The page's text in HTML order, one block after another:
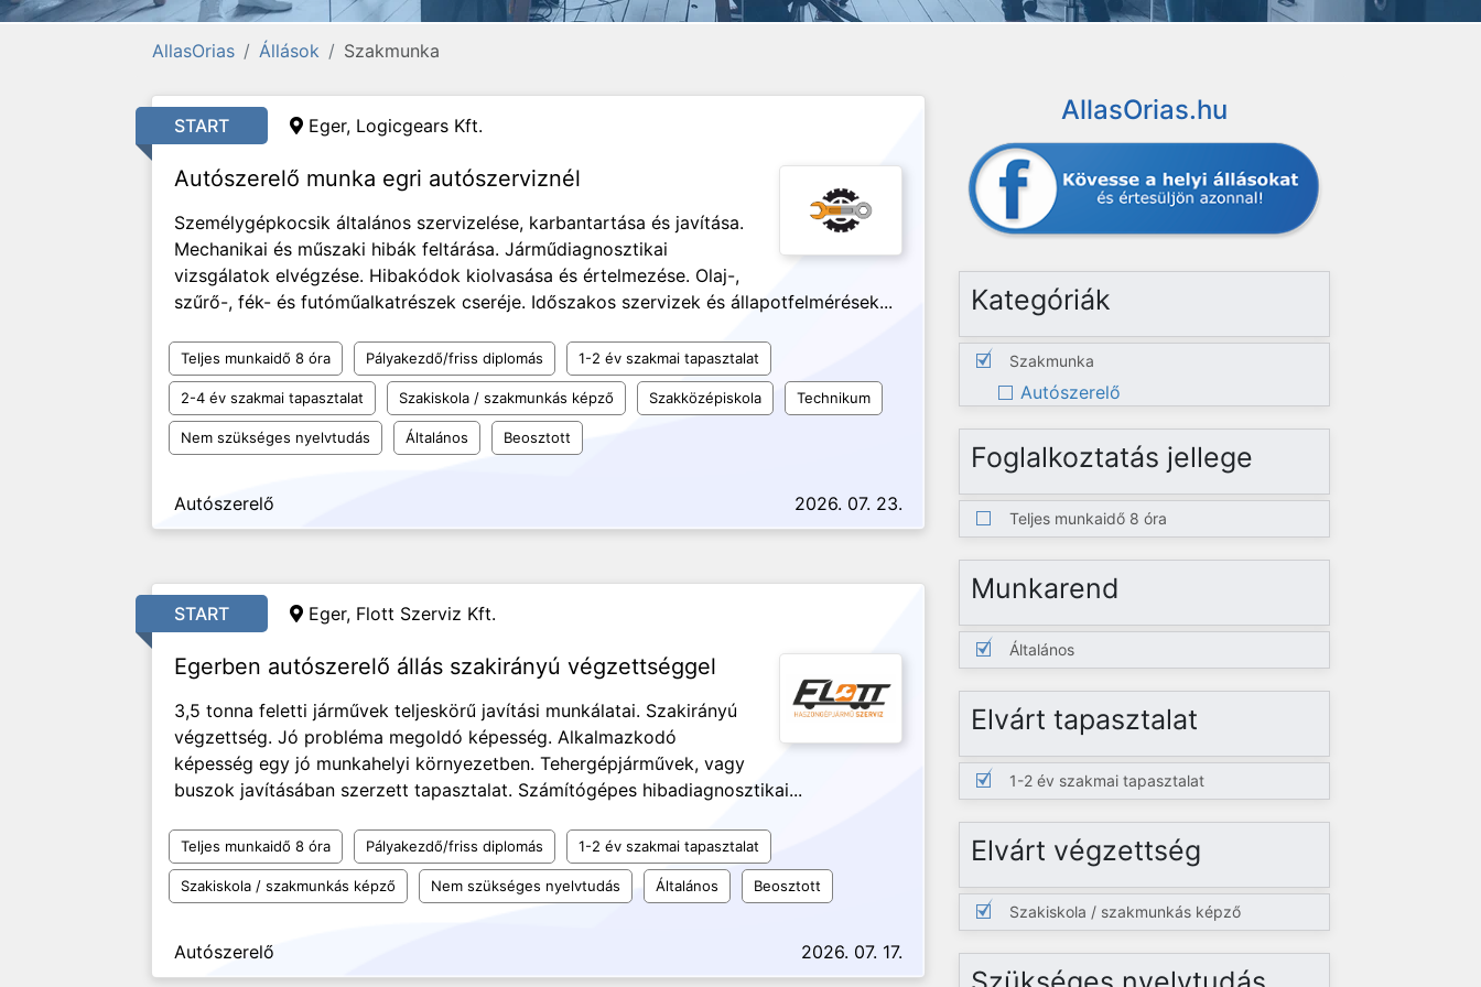
AllasOrias Állások Szakmunka
START Eger, Logicgears Kft.
Autószerelő munka egri autószerviznél
Személygépkocsik általános szervizelése, karbantartása és javítása.
Mechanikai és műszaki hibák feltárása. Járműdiagnosztikai
vizsgálatok elvégzése. Hibakódok kiolvasása és értelmezése. Olaj-,
szűrő-, fék- és futóműalkatrészek cseréje. Időszakos szervizek és állapotfelmérések...
Teljes munkaidő 8 óra Pályakezdő/friss diplomás 1-2 év szakmai tapasztalat
2-4 év szakmai tapasztalat Szakiskola / szakmunkás képző Szakközépiskola Technikum
Nem szükséges nyelvtudás Általános Beosztott
Autószerelő 2026. 07. 23.
START Eger, Flott Szerviz Kft.
Egerben autószerelő állás szakirányú végzettséggel
3,5 tonna feletti járművek teljeskörű javítási munkálatai. Szakirányú
végzettség. Jó probléma megoldó képesség. Alkalmazkodó
képesség egy jó munkahelyi környezetben. Tehergépjárművek, vagy
buszok javításában szerzett tapasztalat. Számítógépes hibadiagnosztikai...
Teljes munkaidő 8 óra Pályakezdő/friss diplomás 1-2 év szakmai tapasztalat
Szakiskola / szakmunkás képző Nem szükséges nyelvtudás Általános Beosztott
Autószerelő 2026. 07. 17.
AllasOrias.hu
Kategóriák
Szakmunka
Autószerelő
Foglalkoztatás jellege
Teljes munkaidő 8 óra
Munkarend
Általános
Elvárt tapasztalat
1-2 év szakmai tapasztalat
Elvárt végzettség
Szakiskola / szakmunkás képző